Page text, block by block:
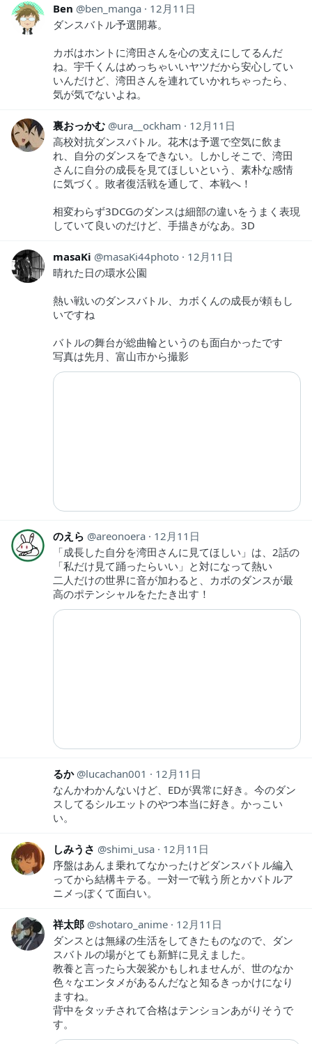
Ben ben_manga
12月11日
ダンスバトル予選開幕。
カボはホントに湾田さんを心の支えにしてるんだ
ね。宇千くんはめっちゃいいヤツだから安心してい
いんだけど、湾田さんを連れていかれちゃったら、
気が気でないよね。
裏おっかむ ura__ockham
12月11日
高校対抗ダンスバトル。花木は予選で空気に飲ま
れ、自分のダンスをできない。しかしそこで、湾田
さんに自分の成長を見てほしいという、素朴な感情
に気づく。敗者復活戦を通して、本戦へ！
相変わらず3DCGのダンスは細部の違いをうまく表現
していて良いのだけど、手描きがなあ。3D
masaKi masaKi44photo
12月11日
晴れた日の環水公園
熱い戦いのダンスバトル、カボくんの成長が頼もし
いですね
バトルの舞台が総曲輪というのも面白かったです
写真は先月、富山市から撮影
のえら areonoera
12月11日
「成長した自分を湾田さんに見てほしい」は、2話の
「私だけ見て踊ったらいい」と対になって熱い
二人だけの世界に音が加わると、カボのダンスが最
高のポテンシャルをたたき出す！
るか lucachan001
12月11日
なんかわかんないけど、EDが異常に好き。今のダン
スしてるシルエットのやつ本当に好き。かっこい
い。
しみうさ shimi_usa
12月11日
序盤はあんま乗れてなかったけどダンスバトル編入
ってから結構キテる。一対一で戦う所とかバトルア
ニメっぽくて面白い。
祥太郎 shotaro_anime
12月11日
ダンスとは無縁の生活をしてきたものなので、ダン
スバトルの場がとても新鮮に見えました。
教養と言ったら大袈裟かもしれませんが、世のなか
色々なエンタメがあるんだなと知るきっかけになり
ますね。
背中をタッチされて合格はテンションあがりそうで
す。